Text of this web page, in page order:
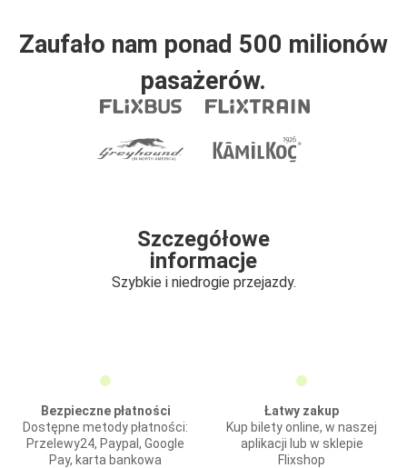
Zaufało nam ponad 500 milionów
pasażerów.
Szczegółowe
informacje
Szybkie i niedrogie przejazdy.
Bezpieczne płatności
Dostępne metody płatności:
Przelewy24, Paypal, Google
Pay, karta bankowa
Łatwy zakup
Kup bilety online, w naszej
aplikacji lub w sklepie
Flixshop